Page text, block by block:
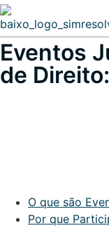
Eventos
de
O que são
Por que